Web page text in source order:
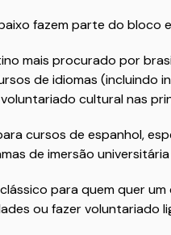
fazem parte do bloco
mais procurado por
de idiomas (incluindo
cultural nas
cursos de espanhol,
de imersão
para quem quer
ou fazer voluntariado